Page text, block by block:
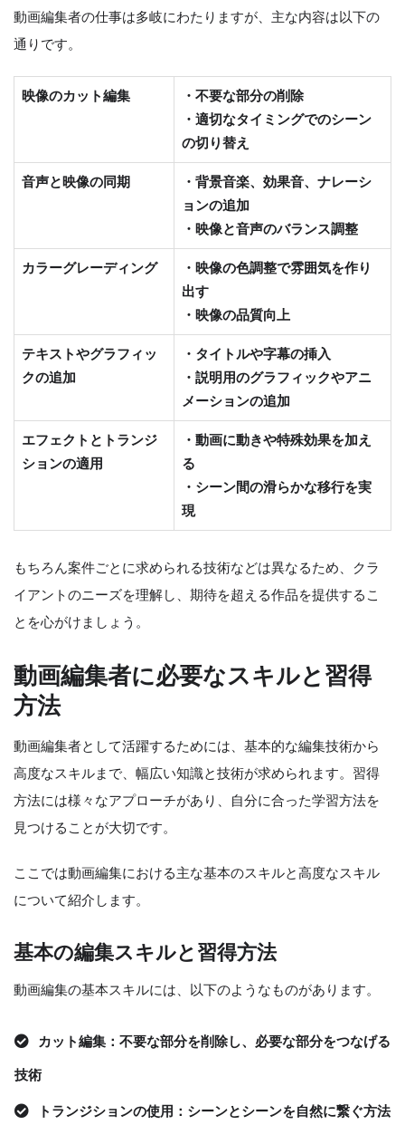
動画編集者の仕事は多岐にわたりますが、主な内容は以下の
通りです。
映像のカット編集
・不要な部分の削除
・適切なタイミングでのシーン
の切り替え
音声と映像の同期
・背景音楽、効果音、ナレーシ
ョンの追加
・映像と音声のバランス調整
カラーグレーディング
・映像の色調整で雰囲気を作り
出す
・映像の品質向上
テキストやグラフィッ
クの追加
・タイトルや字幕の挿入
・説明用のグラフィックやアニ
メーションの追加
エフェクトとトランジ
ションの適用
・動画に動きや特殊効果を加え
る
・シーン間の滑らかな移行を実
現
もちろん案件ごとに求められる技術などは異なるため、クラ
イアントのニーズを理解し、期待を超える作品を提供するこ
とを心がけましょう。
動画編集者に必要なスキルと習得
方法
動画編集者として活躍するためには、基本的な編集技術から
高度なスキルまで、幅広い知識と技術が求められます。習得
方法には様々なアプローチがあり、自分に合った学習方法を
見つけることが大切です。
ここでは動画編集における主な基本のスキルと高度なスキル
について紹介します。
基本の編集スキルと習得方法
動画編集の基本スキルには、以下のようなものがあります。
カット編集：不要な部分を削除し、必要な部分をつなげる
技術
トランジションの使用：シーンとシーンを自然に繋ぐ方法